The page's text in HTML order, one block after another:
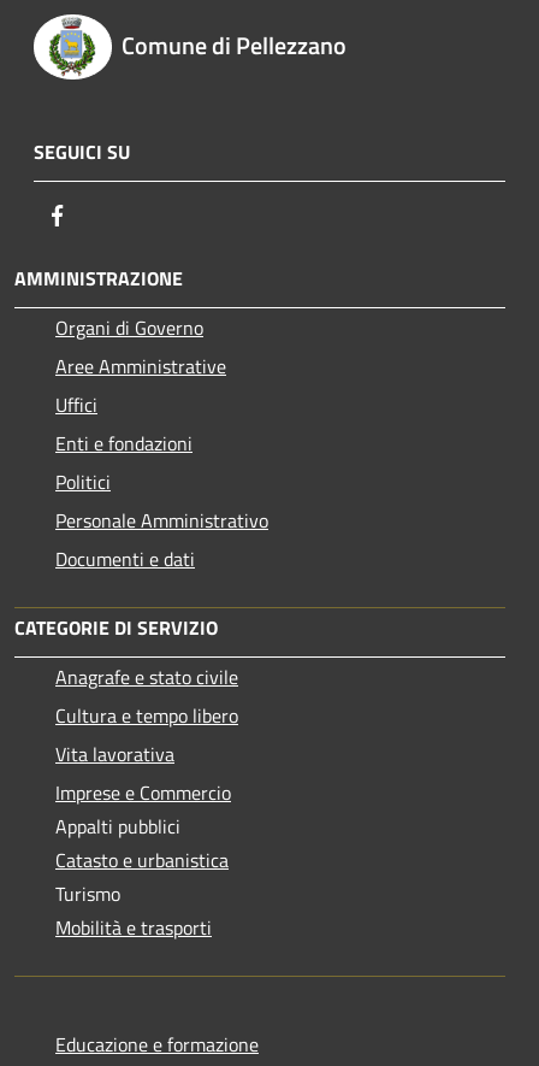
Comune di Pellezzano
SEGUICI SU
AMMINISTRAZIONE
Organi di Governo
Aree Amministrative
Uffici
Enti e fondazioni
Politici
Personale Amministrativo
Documenti e dati
CATEGORIE DI SERVIZIO
Anagrafe e stato civile
Cultura e tempo libero
Vita lavorativa
Imprese e Commercio
Appalti pubblici
Catasto e urbanistica
Turismo
Mobilità e trasporti
Educazione e formazione